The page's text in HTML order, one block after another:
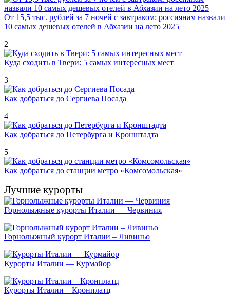
От 15,5 тыс. рублей за 7 ночей с завтраком: россиянам назвали
10 самых дешевых отелей в Абхазии на лето 2025
2
Куда сходить в Твери: 5 самых интересных мест
3
Как добраться до Сергиева Посада
4
Как добраться до Петербурга и Кронштадта
5
Как добраться до станции метро «Комсомольская»
Лучшие курорты
Горнолыжные курорты Италии — Червиния
Горнолыжный курорт Италии – Ливиньо
Курорты Италии — Курмайор
Курорты Италии – Кронплатц